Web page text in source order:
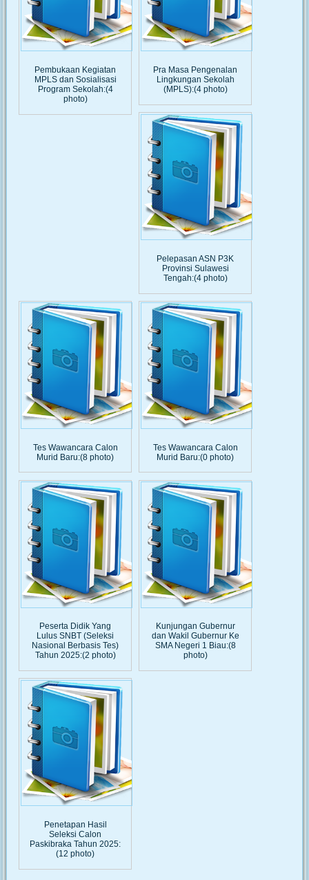
Pembukaan Kegiatan
MPLS dan Sosialisasi
Program Sekolah:(4
photo)
Pra Masa Pengenalan
Lingkungan Sekolah
(MPLS):(4 photo)
Pelepasan ASN P3K
Provinsi Sulawesi
Tengah:(4 photo)
Tes Wawancara Calon
Murid Baru:(8 photo)
Tes Wawancara Calon
Murid Baru:(0 photo)
Peserta Didik Yang
Lulus SNBT (Seleksi
Nasional Berbasis Tes)
Tahun 2025:(2 photo)
Kunjungan Gubernur
dan Wakil Gubernur Ke
SMA Negeri 1 Biau:(8
photo)
Penetapan Hasil
Seleksi Calon
Paskibraka Tahun 2025:
(12 photo)